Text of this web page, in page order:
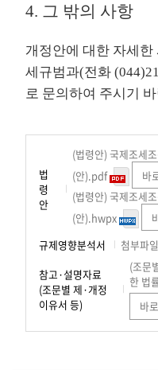
4. 그 밖의 사항
개정안에 대한 자세
세규범과(전화
로 문의하여 주시기
법
령
안
(법령안) 국제조세
(안).pdf
바
(법령안) 국제조세
(안).hwpx
규제영향분석서
첨부파
참고·설명자료
(조문별 제·개정
이유서 등)
(조문
한 법
바